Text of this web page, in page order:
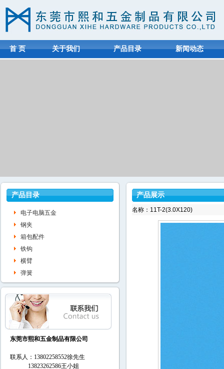
首 页 关于我们 产品目录 新闻动态
产品目录
电子电脑五金
钢夹
箱包配件
铁钩
横臂
弹簧
东莞市熙和五金制品有限公司
联系人：13802258552徐先生
13823262586王小姐
产品展示
名称：11T-2(3.0X120)